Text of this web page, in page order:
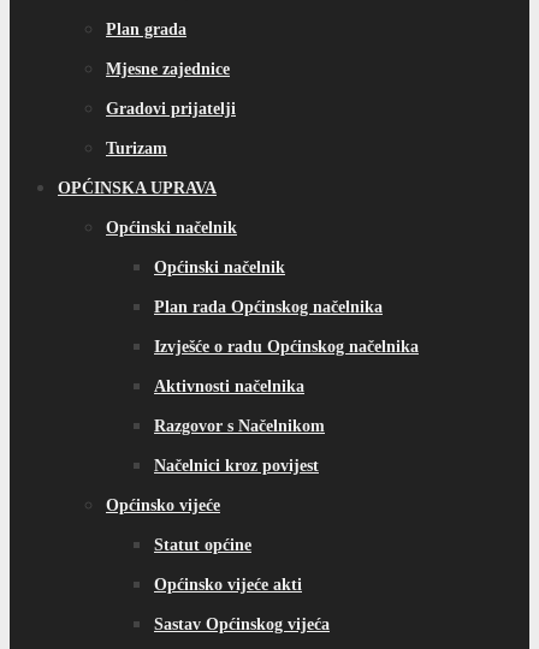
Plan grada
Mjesne zajednice
Gradovi prijatelji
Turizam
OPĆINSKA UPRAVA
Općinski načelnik
Općinski načelnik
Plan rada Općinskog načelnika
Izvješće o radu Općinskog načelnika
Aktivnosti načelnika
Razgovor s Načelnikom
Načelnici kroz povijest
Općinsko vijeće
Statut općine
Općinsko vijeće akti
Sastav Općinskog vijeća